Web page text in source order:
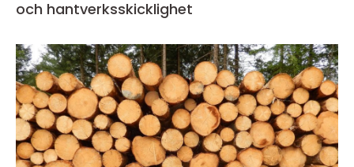
och hantverksskicklighet